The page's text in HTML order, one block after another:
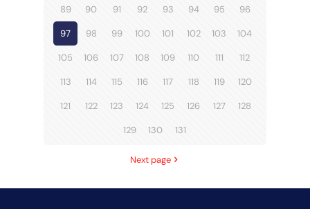
89 90 91 92 93 94 95 96
97 98 99 100 101 102 103 104
105 106 107 108 109 110 111 112
113 114 115 116 117 118 119 120
121 122 123 124 125 126 127 128
129 130 131
Next page